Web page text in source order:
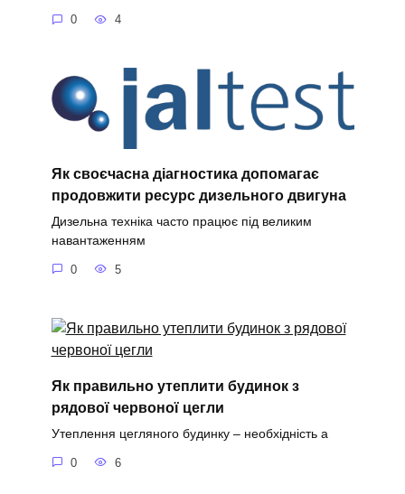
0 4
Як своєчасна діагностика допомагає
продовжити ресурс дизельного двигуна
Дизельна техніка часто працює під великим
навантаженням
0 5
Як правильно утеплити будинок з
рядової червоної цегли
Утеплення цегляного будинку – необхідність а
0 6